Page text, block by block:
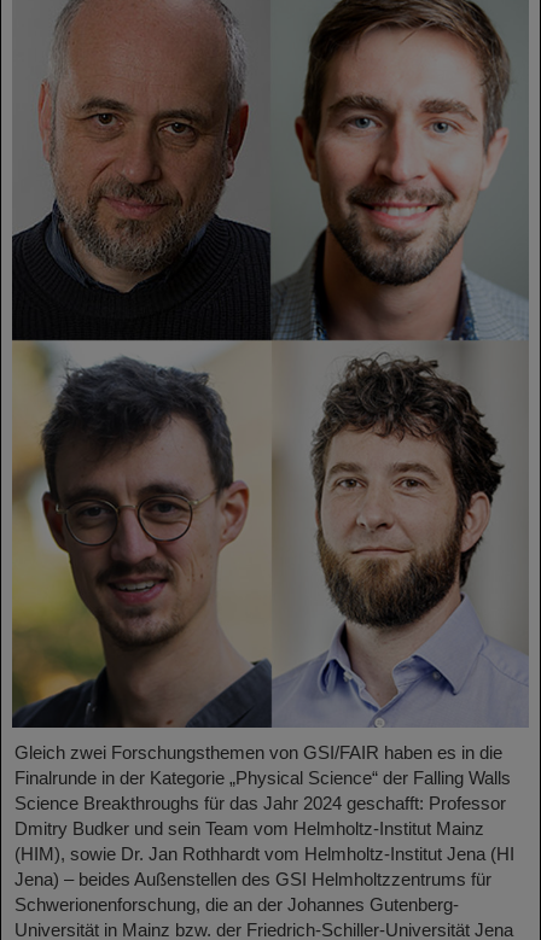
Gleich zwei Forschungsthemen von GSI/FAIR haben es in die
Finalrunde in der Kategorie „Physical Science“ der Falling Walls
Science Breakthroughs für das Jahr 2024 geschafft: Professor
Dmitry Budker und sein Team vom Helmholtz-Institut Mainz
(HIM), sowie Dr. Jan Rothhardt vom Helmholtz-Institut Jena (HI
Jena) – beides Außenstellen des GSI Helmholtzzentrums für
Schwerionenforschung, die an der Johannes Gutenberg-
Universität in Mainz bzw. der Friedrich-Schiller-Universität Jena